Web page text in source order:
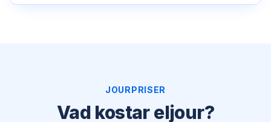
JOURPRISER
Vad kostar eljour?